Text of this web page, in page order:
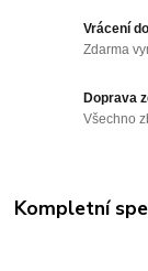
Vrácení
Zdarma
Doprava
Všechno
Kompletní